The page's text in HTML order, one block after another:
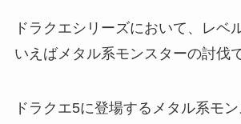
ドラクエシリーズにおいて、レベ
いえばメタル系モンスターの討伐
ドラクエ5に登場するメタル系モ